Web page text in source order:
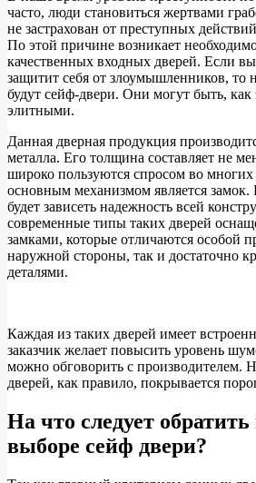
часто, люди становиться жертвами
не застрахован от преступных
По этой причине возникает
качественных входных дверей. Если
защитит себя от злоумышленников, то
будут сейф-двери. Они могут быть, как
элитными.
Данная дверная продукция
металла. Его толщина составляет не
широко пользуются спросом во
основным механизмом является
будет зависеть надежность всей
современные типы таких дверей
замками, которые отличаются особой
наружной стороны, так и достаточно
деталями.
Каждая из таких дверей имеет
заказчик желает повысить уровень
можно обговорить с производителем.
дверей, как правило, покрывается
На что следует
выборе сейф двери?